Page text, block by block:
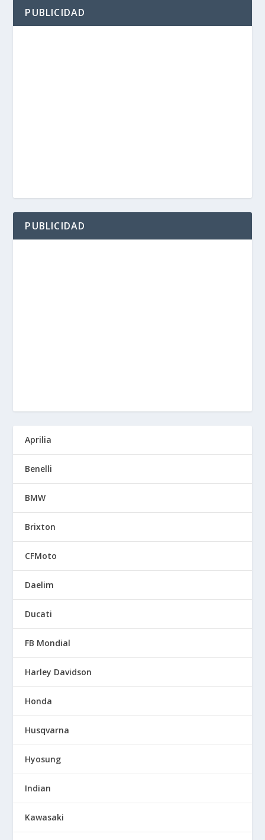
PUBLICIDAD
PUBLICIDAD
Aprilia
Benelli
BMW
Brixton
CFMoto
Daelim
Ducati
FB Mondial
Harley Davidson
Honda
Husqvarna
Hyosung
Indian
Kawasaki